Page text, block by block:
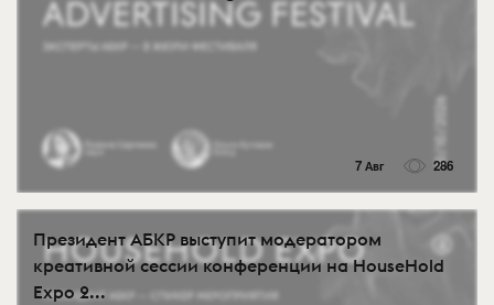
7 Авг 286
Президент АБКР выступит модератором
креативной сессии конференции на HouseHold
Expo 2...